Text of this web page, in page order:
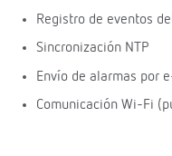
Registro de eventos
Sincronización NTP
Envío de alarmas por
Comunicación Wi-Fi